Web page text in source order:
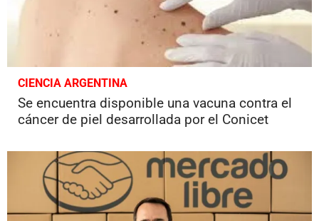
CIENCIA ARGENTINA
Se encuentra disponible una vacuna contra el
cáncer de piel desarrollada por el Conicet